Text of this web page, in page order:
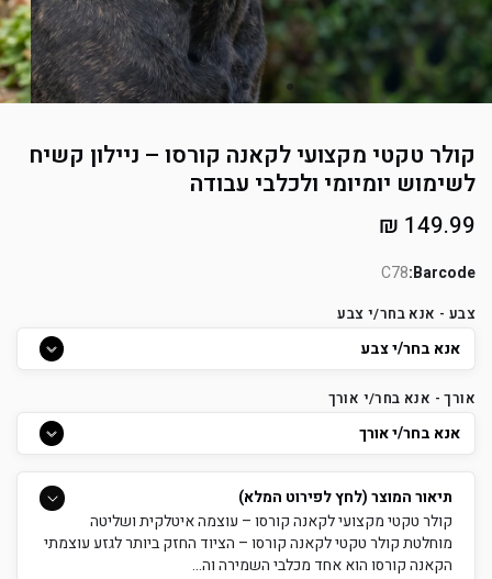
קולר טקטי מקצועי לקאנה קורסו – ניילון קשיח
לשימוש יומיומי ולכלבי עבודה
מחיר
רגיל
149.99 ₪
Barcode:
C78
צבע - אנא בחר/י צבע
אורך - אנא בחר/י אורך
תיאור המוצר (לחץ לפירוט המלא)
קולר טקטי מקצועי לקאנה קורסו – עוצמה איטלקית ושליטה
מוחלטת קולר טקטי לקאנה קורסו – הציוד החזק ביותר לגזע עוצמתי
הקאנה קורסו הוא אחד מכלבי השמירה וה...